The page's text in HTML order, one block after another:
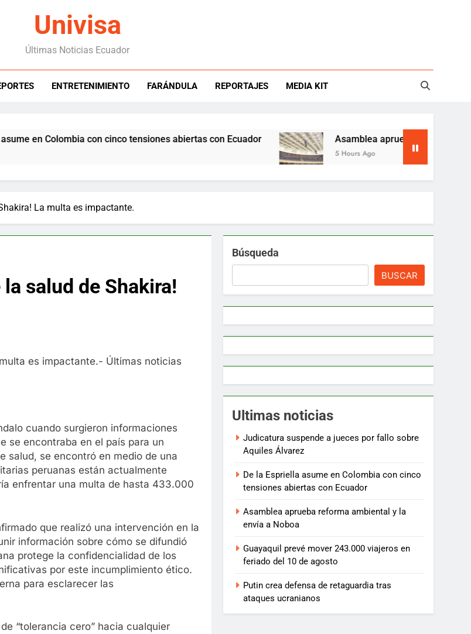
Univisa
Últimas Noticias Ecuador
ENTRETENIMIENTO FARÁNDULA REPORTAJES MEDIA KIT
en Colombia con cinco tensiones abiertas con Ecuador Asamblea aprueba reforma ambiental
5 Hours Ago
La multa es impactante.
salud de Shakira!
cuando surgieron informaciones
se encontraba en el país para un
salud, se encontró en medio de una
peruanas están actualmente
enfrentar una multa de hasta 433.000
que realizó una intervención en la
información sobre cómo se difundió
protege la confidencialidad de los
por este incumplimiento ético.
para esclarecer las
“tolerancia cero” hacia cualquier
Búsqueda
BUSCAR
Ultimas noticias
Judicatura suspende a jueces por fallo sobre
Aquiles Álvarez
De la Espriella asume en Colombia con cinco
tensiones abiertas con Ecuador
Asamblea aprueba reforma ambiental y la
envía a Noboa
Guayaquil prevé mover 243.000 viajeros en
feriado del 10 de agosto
Putin crea defensa de retaguardia tras
ataques ucranianos